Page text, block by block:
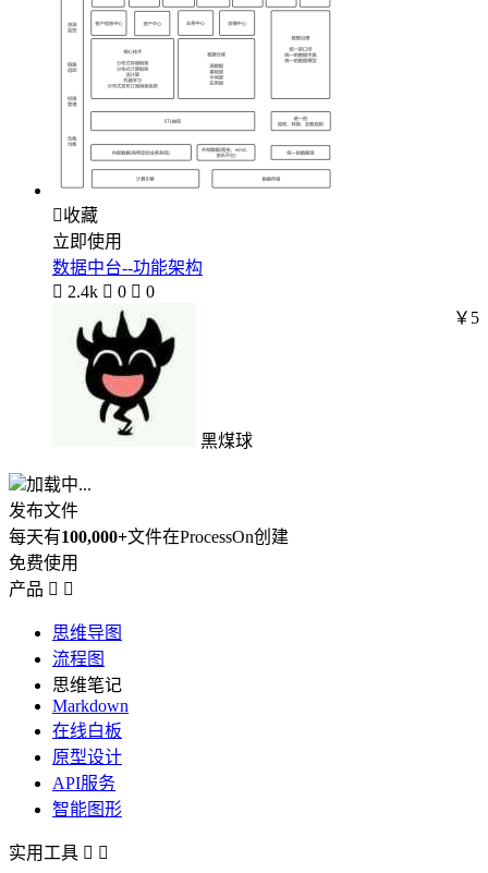
收藏
立即使用
数据中台--功能架构
 2.4k  0  0
黑煤球
￥5
加载中...
发布文件
每天有100,000+文件在ProcessOn创建
免费使用
产品  
思维导图
流程图
思维笔记
Markdown
在线白板
原型设计
API服务
智能图形
实用工具  